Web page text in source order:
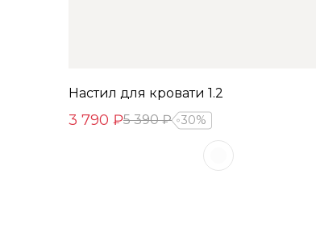
Настил для кровати 1.2
3 790 ₽5 390 ₽ 30%